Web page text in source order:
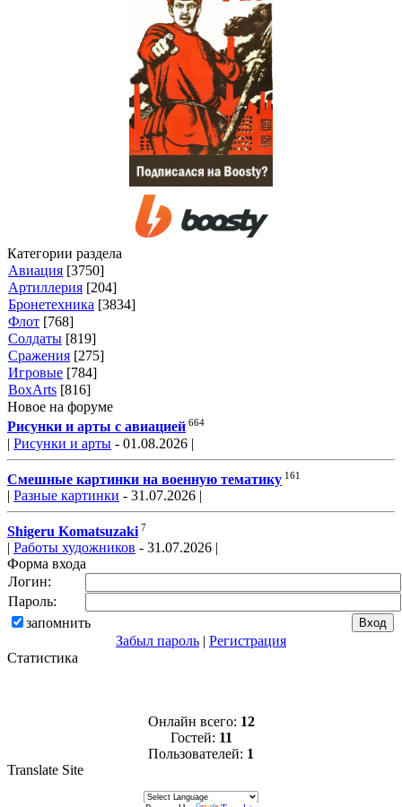
Категории раздела
Авиация [3750]
Артиллерия [204]
Бронетехника [3834]
Флот [768]
Солдаты [819]
Сражения [275]
Игровые [784]
BoxArts [816]
Новое на форуме
Рисунки и арты с авиацией 664
| Рисунки и арты - 01.08.2026 |
Смешные картинки на военную тематику 161
| Разные картинки - 31.07.2026 |
Shigeru Komatsuzaki 7
Работы художников - 31.07.2026 |
Форма входа
Логин:
Пароль:
запомнить
Забыл пароль
Регистрация
Статистика
Онлайн всего: 12
Гостей: 11
Пользователей: 1
Translate Site